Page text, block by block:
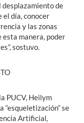
desplazamiento de
el día, conocer
y las zonas
esta manera, poder
sostuvo.
PUCV, Heilym
“esqueletización” se
Artificial,